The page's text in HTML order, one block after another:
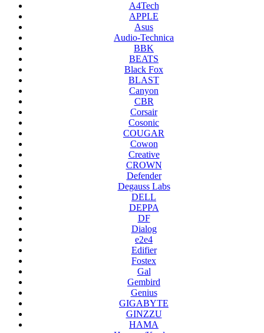
A4Tech
APPLE
Asus
Audio-Technica
BBK
BEATS
Black Fox
BLAST
Canyon
CBR
Corsair
Cosonic
COUGAR
Cowon
Creative
CROWN
Defender
Degauss Labs
DELL
DEPPA
DF
Dialog
e2e4
Edifier
Fostex
Gal
Gembird
Genius
GIGABYTE
GINZZU
HAMA